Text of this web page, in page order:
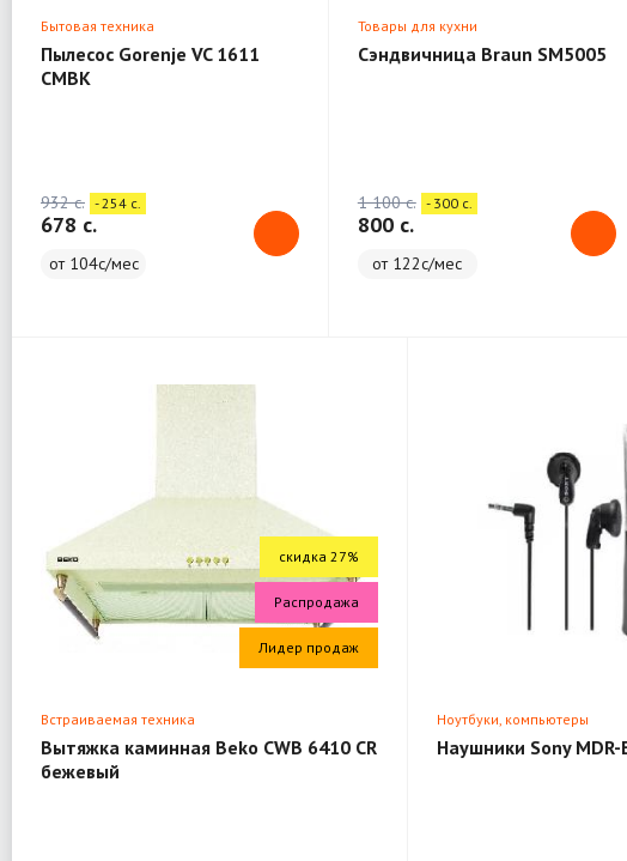
Бытовая техника
Пылесос Gorenje VC 1611
CMBK
932 c. - 254 c.
678 c.
от 104с/мес
Товары для кухни
Сэндвичница Braun SM5005
1 100 c. - 300 c.
800 c.
от 122с/мес
скидка 27%
Распродажа
Лидер продаж
Встраиваемая техника
Вытяжка каминная Beko CWB 6410 CR
бежевый
Ноутбуки, компьютеры
Наушники Sony MDR-